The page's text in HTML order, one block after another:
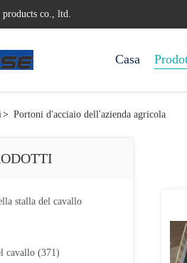
co., ltd.
Casa
> Portoni d'acciaio dell'azienda agricola
stalla del cavallo
cavallo (371)